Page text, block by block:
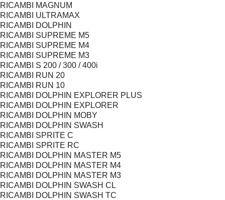
RICAMBI MAGNUM
RICAMBI ULTRAMAX
RICAMBI DOLPHIN
RICAMBI SUPREME M5
RICAMBI SUPREME M4
RICAMBI SUPREME M3
RICAMBI S 200 / 300 / 400i
RICAMBI RUN 20
RICAMBI RUN 10
RICAMBI DOLPHIN EXPLORER PLUS
RICAMBI DOLPHIN EXPLORER
RICAMBI DOLPHIN MOBY
RICAMBI DOLPHIN SWASH
RICAMBI SPRITE C
RICAMBI SPRITE RC
RICAMBI DOLPHIN MASTER M5
RICAMBI DOLPHIN MASTER M4
RICAMBI DOLPHIN MASTER M3
RICAMBI DOLPHIN SWASH CL
RICAMBI DOLPHIN SWASH TC